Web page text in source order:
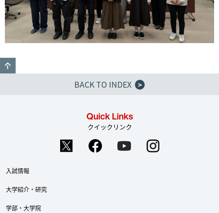
BACK TO INDEX
>
Quick Links
クイックリンク
入試情報
大学紹介・研究
学部・大学院